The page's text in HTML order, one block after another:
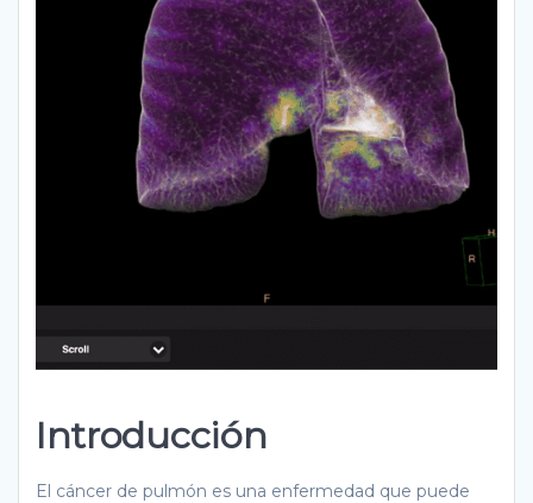
Introducción
El cáncer de pulmón es una enfermedad que puede